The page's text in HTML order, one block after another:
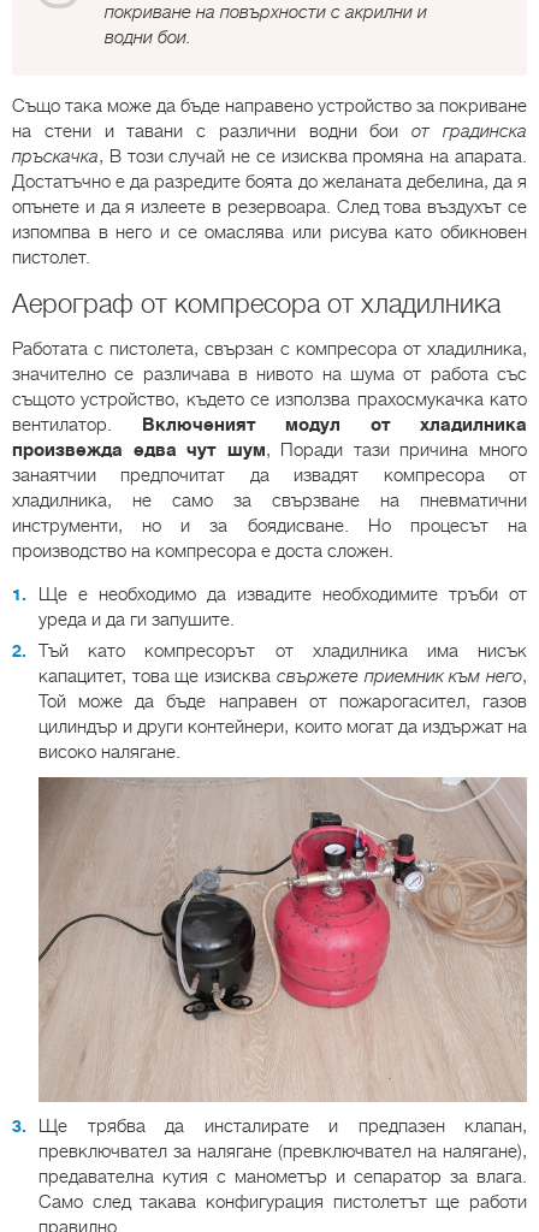
покриване на повърхности с акрилни и
водни бои.
Също така може да бъде направено устройство за покриване
на стени и тавани с различни водни боиот градинска
пръскачка, В този случай не се изисква промяна на апарата.
Достатъчно е да разредите боята до желаната дебелина, да я
опънете и да я излеете в резервоара. След това въздухът се
изпомпва в него и се омаслява или рисува като обикновен
пистолет.
Аерограф от компресора от хладилника
Работата с пистолета, свързан с компресора от хладилника,
значително се различава в нивото на шума от работа със
същото устройство, където се използва прахосмукачка като
вентилатор. Включеният модул от хладилника
произвежда едва чут шум, Поради тази причина много
занаятчии предпочитат да извадят компресора от
хладилника, не само за свързване на пневматични
инструменти, но и за боядисване. Но процесът на
производство на компресора е доста сложен.
Ще е необходимо да извадите необходимите тръби от
уреда и да ги запушите.
Тъй като компресорът от хладилника има нисък
капацитет, това ще изисква свържете приемник към него,
Той може да бъде направен от пожарогасител, газов
цилиндър и други контейнери, които могат да издържат на
високо налягане.
Ще трябва да инсталирате и предпазен клапан,
превключвател за налягане (превключвател на налягане),
предавателна кутия с манометър и сепаратор за влага.
Само след такава конфигурация пистолетът ще работи
правилно.